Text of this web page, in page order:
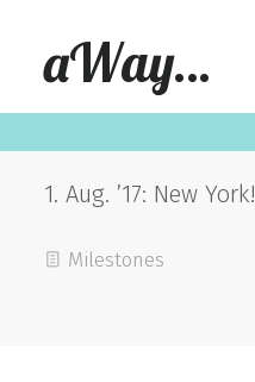
aWay…
1. Aug. ’17: New York!
Milestones